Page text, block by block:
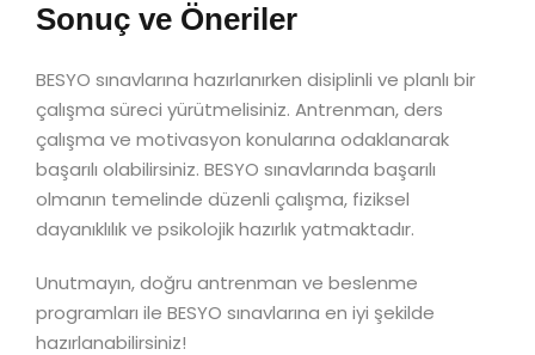
Sonuç ve Öneriler
BESYO sınavlarına hazırlanırken disiplinli ve planlı bir
çalışma süreci yürütmelisiniz. Antrenman, ders
çalışma ve motivasyon konularına odaklanarak
başarılı olabilirsiniz. BESYO sınavlarında başarılı
olmanın temelinde düzenli çalışma, fiziksel
dayanıklılık ve psikolojik hazırlık yatmaktadır.
Unutmayın, doğru antrenman ve beslenme
programları ile BESYO sınavlarına en iyi şekilde
hazırlanabilirsiniz!